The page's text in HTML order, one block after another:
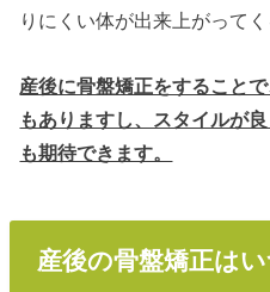
りにくい体が出来上がって
産後に骨盤矯正をすること
もありますし、スタイルが
も期待できます。
産後の骨盤矯正は